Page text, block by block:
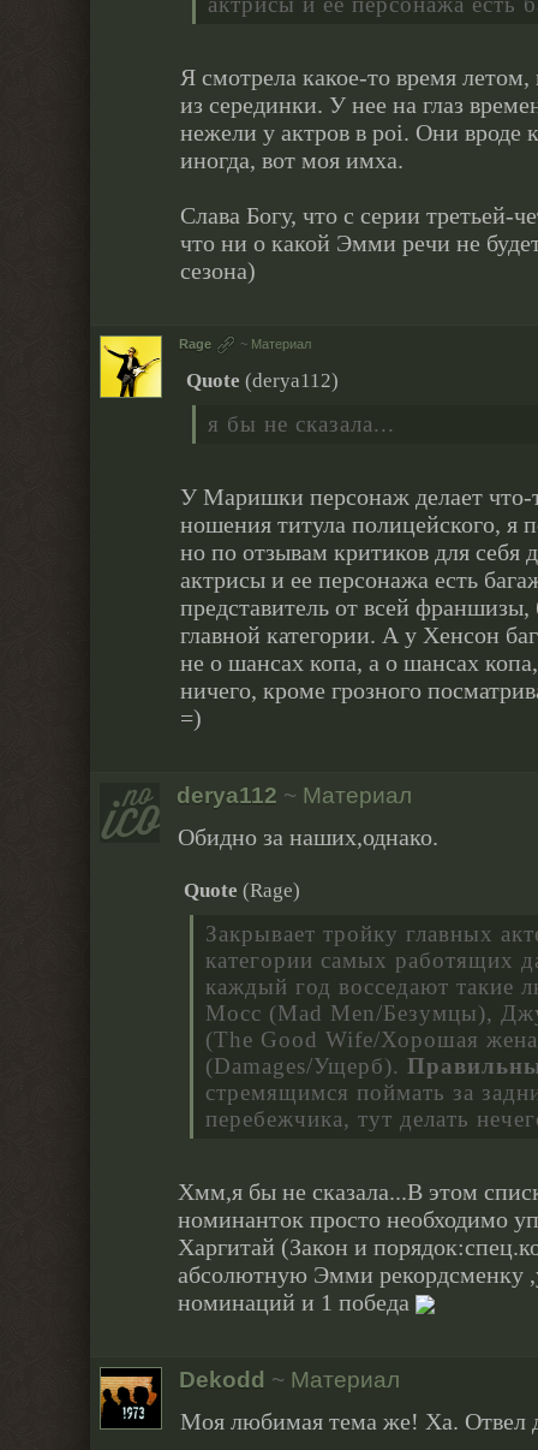
Я смотрела какое-то время летом,
из серединки. У нее на глаз
нежели у актров в poi. Они вроде
иногда, вот моя имха.
Слава Богу, что с серии третьей-
что ни о какой Эмми речи не
сезона)
Rage ~ Материал
Quote (derya112)
я бы не сказала...
У Маришки персонаж делает
ношения титула полицейского, я
но по отзывам критиков для себя
актрисы и ее персонажа есть
представитель от всей
главной категории. А у Хенсон
не о шансах копа, а о шансах
ничего, кроме грозного
=)
derya112 ~ Материал
Обидно за наших,однако.
Quote (Rage)
Закрывает тройку главных
категории самых работящих
каждый год восседают такие
Мосс (Mad Men/Безумцы),
(The Good Wife/Хорошая
(Damages/Ущерб).
стремящимся поймать за
перебежчика, тут делать
Хмм,я бы не сказала...В этом
номинанток просто необходимо
Харгитай (Закон и
абсолютную Эмми рекордсменку
номинаций и 1 победа
Dekodd ~ Материал
Моя любимая тема же! Ха. Отвел